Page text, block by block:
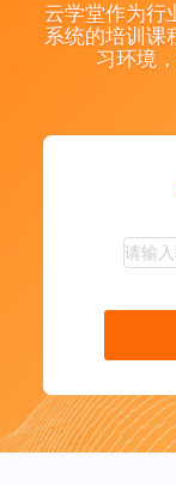
云学堂作为行
系统的培训课
习环境